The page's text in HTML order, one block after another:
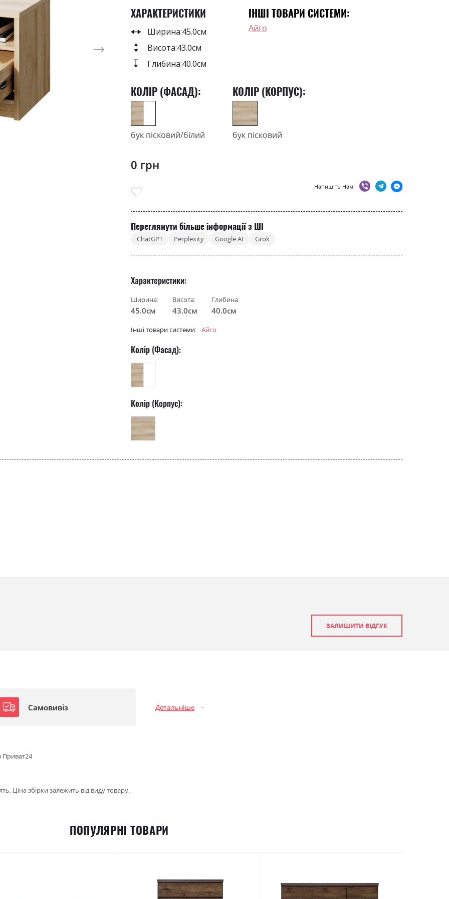
ХАРАКТЕРИСТИКИ
Ширина:45.0см
Висота:43.0см
Глибина:40.0см
ІНШІ ТОВАРИ СИСТЕМИ:
Айго
КОЛІР (ФАСАД):
бук пісковий/білий
КОЛІР (КОРПУС):
бук пісковий
0 грн
Напишіть Нам:
Переглянути більше інформації з ШІ
ChatGPT Perplexity Google AI Grok
Характеристики
Ширина:
45.0см
Висота:
43.0см
Глибина:
40.0см
Інші товари системи: Айго
Колір (Фасад):
Колір (Корпус):
ЗАЛИШИТИ ВІДГУК
Самовивіз Детальніше
Приват24
Ціна збірки залежить від виду товару.
ПОПУЛЯРНІ ТОВАРИ